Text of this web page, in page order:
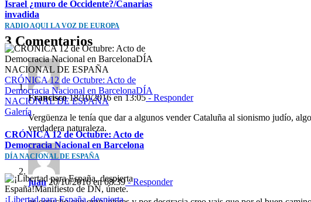
Israel ¿muro de Occidente?/Canarias
invadida
RADIO AQUI LA VOZ DE EUROPA
CRÓNICA 12 de Octubre: Acto de
Democracia Nacional en BarcelonaDÍA
NACIONAL DE ESPAÑA
Galería
CRÓNICA 12 de Octubre: Acto de
Democracia Nacional en Barcelona
DÍA NACIONAL DE ESPAÑA
¡Libertad para España, despierta
3 Comentarios
Francisco18/10/2016 en 13:05- Responder
Vergüenza le tenía que dar a algunos vender Cataluña al sionismo judío,
verdadera naturaleza.
juan20/10/2016 en 08:39- Responder